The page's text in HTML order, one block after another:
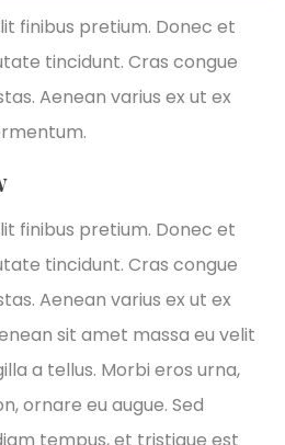
finibus pretium. Donec et
tincidunt. Cras congue
Aenean varius ex ut ex
finibus pretium. Donec et
tincidunt. Cras congue
Aenean varius ex ut ex
sit amet massa eu velit
a tellus. Morbi eros urna,
ornare eu augue. Sed